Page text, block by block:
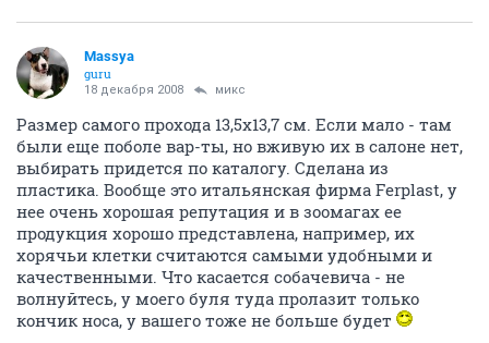
Massya
guru
18 декабря 2008 микс
Размер самого прохода 13,5х13,7 см. Если мало - там
были еще поболе вар-ты, но вживую их в салоне нет,
выбирать придется по каталогу. Сделана из
пластика. Вообще это итальянская фирма Ferplast, у
нее очень хорошая репутация и в зоомагах ее
продукция хорошо представлена, например, их
хорячьи клетки считаются самыми удобными и
качественными. Что касается собачевича - не
волнуйтесь, у моего буля туда пролазит только
кончик носа, у вашего тоже не больше будет